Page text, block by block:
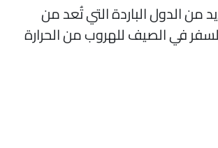
الدول الباردة التي تُعد من
في الصيف للهروب من الحرارة